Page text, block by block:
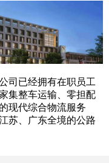
已经拥有在职员工
集整车运输、零担配
现代综合物流服务
苏、广东全境的公路